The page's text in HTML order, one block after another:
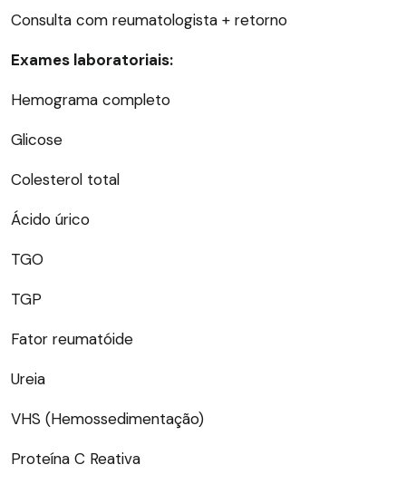
Consulta com reumatologista + retorno
Exames laboratoriais:
Hemograma completo
Glicose
Colesterol total
Ácido úrico
TGO
TGP
Fator reumatóide
Ureia
VHS (Hemossedimentação)
Proteína C Reativa